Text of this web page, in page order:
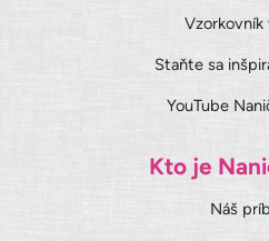
Vzorkovník
Staňte sa
YouTube
Kto je
Náš